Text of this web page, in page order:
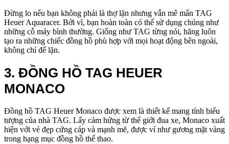
Đừng lo nếu bạn không phải là thợ lặn nhưng vẫn mê mẩn TAG
Heuer Aquaracer. Bởi vì, bạn hoàn toàn có thể sử dụng chúng như
những cỗ máy bình thường. Giống như TAG từng nói, hãng luôn
tạo ra những chiếc đồng hồ phù hợp với mọi hoạt động bên ngoài,
không chỉ để lặn.
3. ĐỒNG HỒ TAG HEUER
MONACO
Đồng hồ TAG Heuer Monaco được xem là thiết kế mang tính biểu
tượng của nhà TAG. Lấy cảm hứng từ thế giới đua xe, Monaco xuất
hiện với vẻ đẹp cứng cáp và mạnh mẽ, được ví như gương mặt vàng
trong hạng mục đồng hồ thể thao.